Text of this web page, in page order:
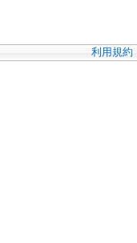
利用規約